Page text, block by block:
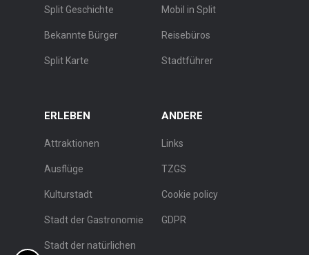
Split Geschichte
Bekannte Bürger
Split Karte
Mobil in Split
Reisebüros
Stadtführer
ERLEBEN
Attraktionen
Ausflüge
Kulturstadt
Stadt der Gastronomie
Stadt der natürlichen
ANDERE
Links
TZGS
Cookie policy
GDPR